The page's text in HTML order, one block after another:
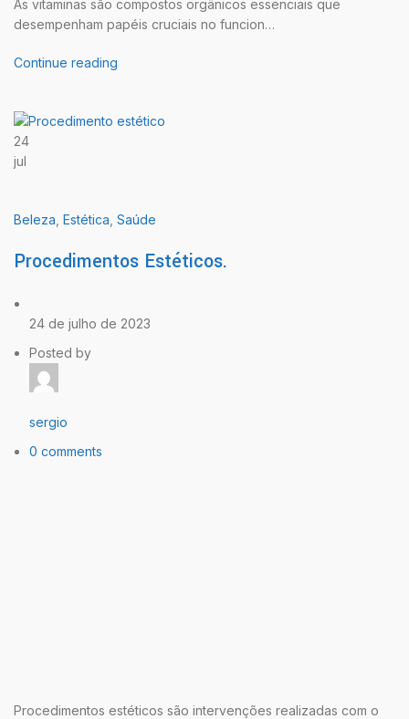
As vitaminas são compostos orgânicos essenciais que
desempenham papéis cruciais no funcion…
Continue reading
24
jul
Beleza Estética Saúde
Procedimentos Estéticos.
24 de julho de 2023
Posted by
sergio
0 comments
Procedimentos estéticos são intervenções realizadas com o